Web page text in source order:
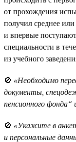
от прохождения
получил среднее
и впервые
специальности в
из учебного
🚫 «Необходимо
документы,
пенсионного фонда“
🚫 «Укажите в
и персональные